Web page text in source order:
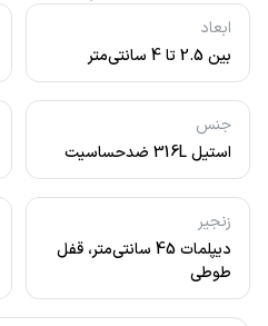
ابعاد
بین 2.5 تا 4 سانتی‌متر
جنس
استیل 316L ضدحساسیت
زنجیر
دیپلمات 45 سانتی‌متر، قفل
طوطی